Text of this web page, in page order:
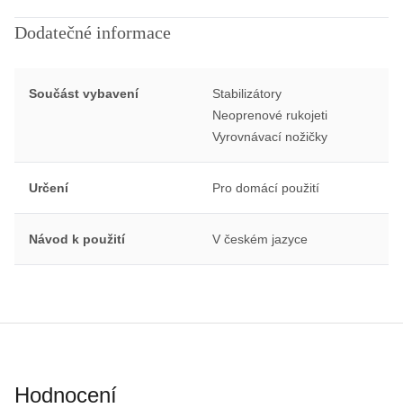
Dodatečné informace
Součást vybavení
Stabilizátory
Neoprenové rukojeti
Vyrovnávací nožičky
Určení Pro domácí použití
Návod k použití V českém jazyce
Hodnocení